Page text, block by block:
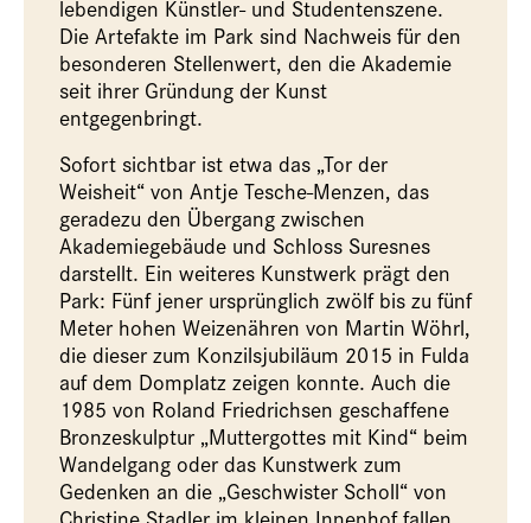
lebendigen Künstler- und Studentenszene.
Die Artefakte im Park sind Nachweis für den
besonderen Stellenwert, den die Akademie
seit ihrer Gründung der Kunst
entgegenbringt.
Sofort sichtbar ist etwa das „Tor der
Weisheit“ von Antje Tesche-Menzen, das
geradezu den Übergang zwischen
Akademiegebäude und Schloss Suresnes
darstellt. Ein weiteres Kunstwerk prägt den
Park: Fünf jener ursprünglich zwölf bis zu fünf
Meter hohen Weizenähren von Martin Wöhrl,
die dieser zum Konzilsjubiläum 2015 in Fulda
auf dem Domplatz zeigen konnte. Auch die
1985 von Roland Friedrichsen geschaffene
Bronzeskulptur „Muttergottes mit Kind“ beim
Wandelgang oder das Kunstwerk zum
Gedenken an die „Geschwister Scholl“ von